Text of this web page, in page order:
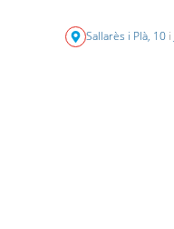
Sallarès i Plà, 10 i